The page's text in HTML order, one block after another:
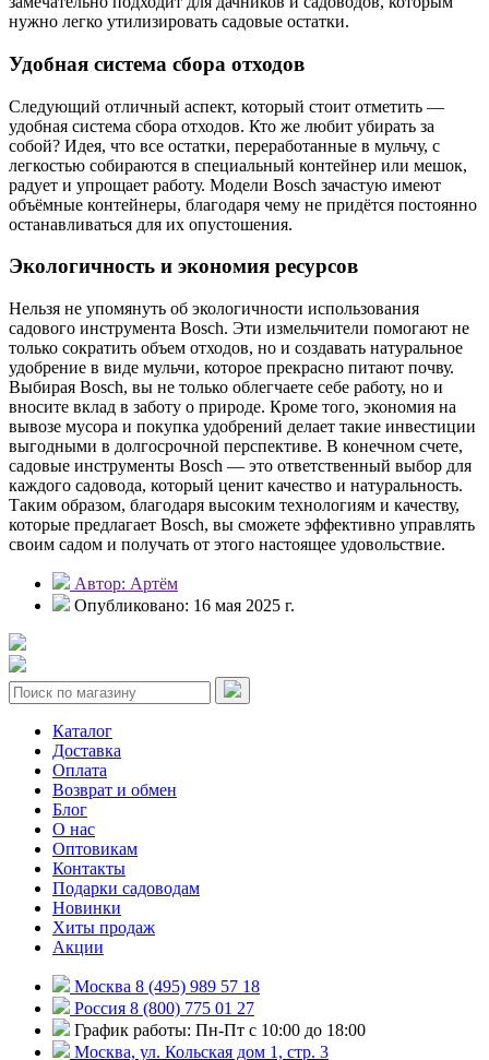
нужно легко утилизировать садовые остатки.
Удобная система сбора отходов
Следующий отличный аспект, который стоит отметить —
удобная система сбора отходов. Кто же любит убирать за
собой? Идея, что все остатки, переработанные в мульчу, с
легкостью собираются в специальный контейнер или мешок,
радует и упрощает работу. Модели Bosch зачастую имеют
объёмные контейнеры, благодаря чему не придётся постоянно
останавливаться для их опустошения.
Экологичность и экономия ресурсов
Нельзя не упомянуть об экологичности использования
садового инструмента Bosch. Эти измельчители помогают не
только сократить объем отходов, но и создавать натуральное
удобрение в виде мульчи, которое прекрасно питают почву.
Выбирая Bosch, вы не только облегчаете себе работу, но и
вносите вклад в заботу о природе. Кроме того, экономия на
вывозе мусора и покупка удобрений делает такие инвестиции
выгодными в долгосрочной перспективе. В конечном счете,
садовые инструменты Bosch — это ответственный выбор для
каждого садовода, который ценит качество и натуральность.
Таким образом, благодаря высоким технологиям и качеству,
которые предлагает Bosch, вы сможете эффективно управлять
своим садом и получать от этого настоящее удовольствие.
Автор: Артём
Опубликовано: 16 мая 2025 г.
Каталог
Доставка
Оплата
Возврат и обмен
Блог
О нас
Оптовикам
Контакты
Подарки садоводам
Новинки
Хиты продаж
Акции
Москва 8 (495) 989 57 18
Россия 8 (800) 775 01 27
График работы: Пн-Пт с 10:00 до 18:00
Москва, ул. Кольская дом 1, стр. 3